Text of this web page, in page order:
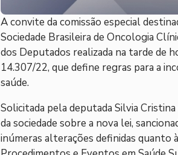
A convite da comissão especial
Sociedade Brasileira de Oncologia
dos Deputados realizada na tarde de
14.307/22, que define regras para a
saúde.
Solicitada pela deputada Silvia
da sociedade sobre a nova lei,
inúmeras alterações definidas quanto